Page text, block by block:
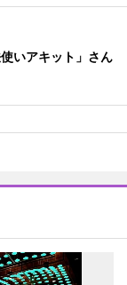
いアキット」さん